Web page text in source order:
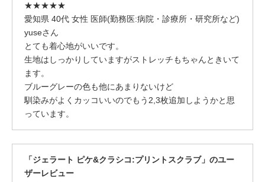
★★★★★
愛知県 40代 女性 医師(勤務医:病院・診療所・研究所など)
yuseさん
とても着心地がいいです。
生地はしっかりしていますがストレッチもちゃんときいて
ます。
ブルーグレーの色も他にあまりないけど
馴染みがよくカッコいいのでもう2,3枚追加しようかと思
っています。
「ジェラート ピケ&クラシコ:プリントスクラブ」のユー
ザーレビュー